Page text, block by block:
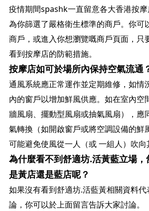
疫情期間spashk一直留意各大香港按
為你篩選了嚴格衛生標準的商戶。你可
商戶，或進入你想瀏覽嘅商戶頁面，只
看到按摩店的防範措施。
按摩店如可於場所內保持空氣流通
通風系統應正常運作並定期維修，如情
內的窗戶以增加鮮風供應。如在室內空
牆風扇、擺動型風扇或抽氣風扇），應
氣轉換（如開啟窗戶或將空調設備的鮮
可能避免使風從一人（或 一組人）吹向
為什麼看不到舒適坊.活黃藍立場
是黃店還是藍店呢？
如果沒有看到舒適坊.活藍黃相關資料
論，你可以於上面留言告訴大家討論。